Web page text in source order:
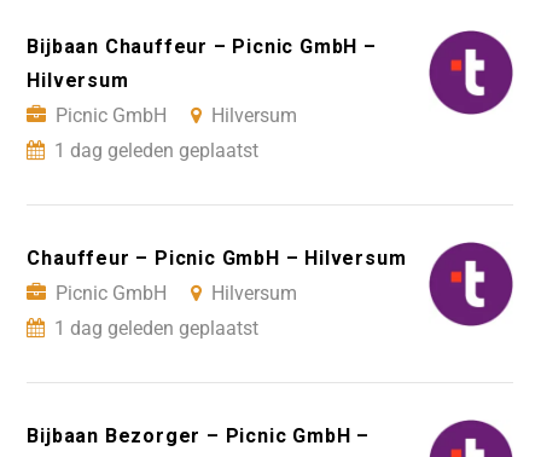
Bijbaan Chauffeur – Picnic GmbH –
Hilversum
Picnic GmbH
Hilversum
1 dag geleden geplaatst
Chauffeur – Picnic GmbH – Hilversum
Picnic GmbH
Hilversum
1 dag geleden geplaatst
Bijbaan Bezorger – Picnic GmbH –